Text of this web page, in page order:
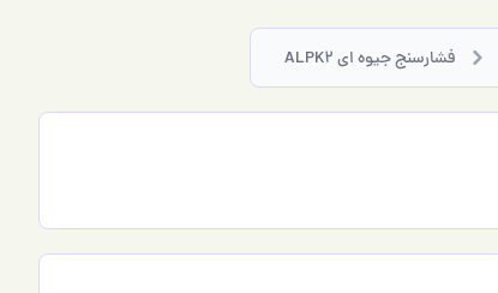
فشارسنج جیوه ای ALPK2